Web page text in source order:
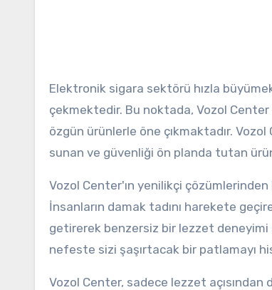
Elektronik sigara sektörü hızla
çekmektedir. Bu noktada, Vozol
özgün ürünlerle öne çıkmaktadır.
sunan ve güvenliği ön planda tutan
Vozol Center'ın yenilikçi çözümlerinden
İnsanların damak tadını harekete
getirerek benzersiz bir lezzet deneyimi
nefeste sizi şaşırtacak bir patlamayı
Vozol Center, sadece lezzet açısından